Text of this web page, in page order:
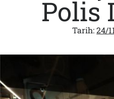
Polis
Tarih:24/